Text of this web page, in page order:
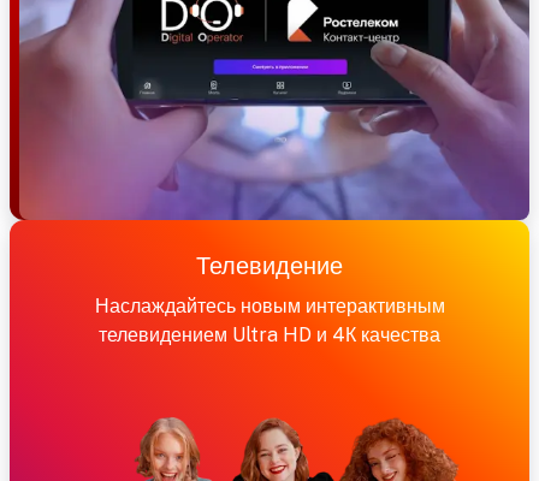
Телевидение
Наслаждайтесь новым интерактивным
телевидением Ultra HD и 4К качества